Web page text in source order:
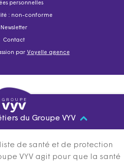
personnelles
: non-conforme
Newsletter
Contact
par Voyelle agence
du Groupe VYV
de santé et de protection
VYV agit pour que la santé